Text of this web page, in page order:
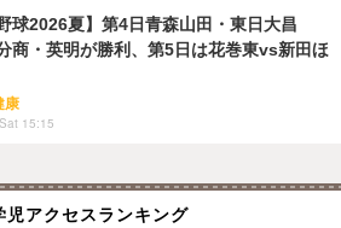
球2026夏】第4日青森山田・東日大昌
商・英明が勝利、第5日は花巻東vs新田ほ
康
15:15
児アクセスランキング